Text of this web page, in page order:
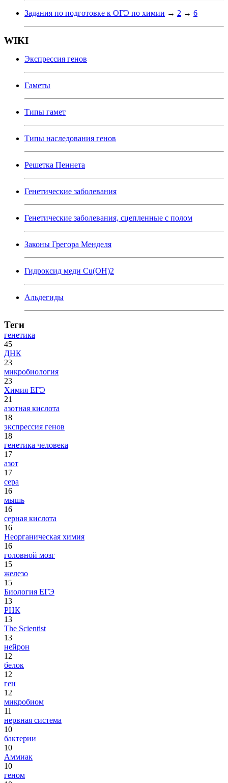
Задания по подготовке к ОГЭ по химии → 2 → 6
WIKI
Экспрессия генов
Гаметы
Типы гамет
Типы наследования генов
Решетка Пеннета
Генетические заболевания
Генетические заболевания, сцепленные с полом
Законы Грегора Менделя
Гидроксид меди Cu(OH)2
Альдегиды
Теги
генетика
45
ДНК
23
микробиология
23
Химия ЕГЭ
21
азотная кислота
18
экспрессия генов
18
генетика человека
17
азот
17
сера
16
мышь
16
серная кислота
16
Неорганическая химия
16
головной мозг
15
железо
15
Биология ЕГЭ
13
РНК
13
The Scientist
13
нейрон
12
белок
12
ген
12
микробиом
11
нервная система
10
бактерии
10
Аммиак
10
геном